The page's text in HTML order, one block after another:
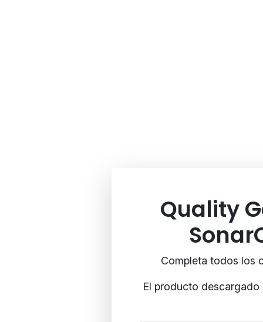
Quality
Completa todos los
El producto